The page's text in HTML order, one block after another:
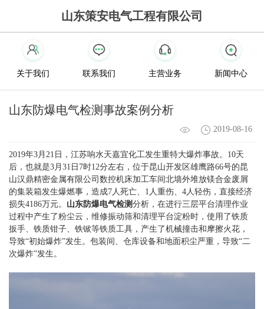
山东策安电气工程有限公司
关于我们 联系我们 主营业务 新闻中心
山东防爆电气检测事故案例分析
2019-08-16
2019年3月21日，江苏响水天嘉宜化工发生重特大爆炸事故。10天
后，也就是3月31日7时12分左右，位于昆山开发区雄鹰路66号的昆
山汉鼎精密金属有限公司数控机床加工车间北墙外堆放镁合金废屑
的集装箱发生爆燃事，造成7人死亡、1人重伤、4人轻伤，直接经济
损失4186万元。 山东防爆电气检测分析，在进行三层平台清理作业
过程中产生了粉尘云，维修振动筛和清理平台淀粉时，使用了铁质
扳手、铁质钳子、铁锨等铁质工具，产生了机械撞击和摩擦火花，
导致“初始爆炸”发生。包装间、仓库设备和地面积尘严重，导致“二
次爆炸”发生。